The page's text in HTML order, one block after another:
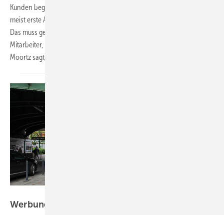
Kunden begeistern: Der Onlineauftritt eines Handwerksbetriebs ist
meist erste Anlaufstelle für potenzielle Neukunden und Mitarbeiter.
Das muss gelingen: Kunden zu finden, für die man gerne arbeitet, und
Mitarbeiter, mit denen man gerne arbeitet. SHK-Coach Thorsten
Moortz sagt,
Werbung vom